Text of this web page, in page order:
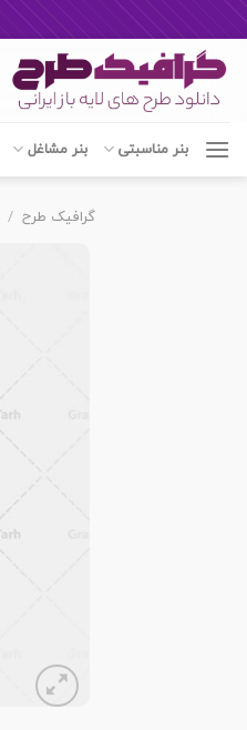
content
بنر مناسبتی بنر مشاغل
گرافیک طرح /